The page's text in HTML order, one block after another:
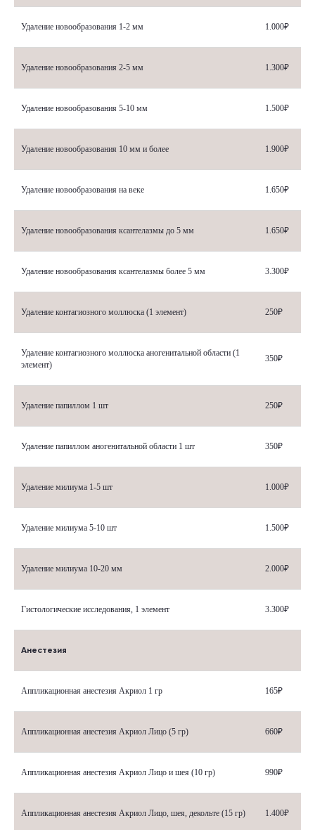
Удаление новообразования 1-2 мм 1.000₽
Удаление новообразования 2-5 мм 1.300₽
Удаление новообразования 5-10 мм 1.500₽
Удаление новообразования 10 мм и более 1.900₽
Удаление новообразования на веке 1.650₽
Удаление новообразования ксантелазмы до 5 мм 1.650₽
Удаление новообразования ксантелазмы более 5 мм 3.300₽
Удаление контагиозного моллюска (1 элемент) 250₽
Удаление контагиозного моллюска аногенитальной области (1
элемент)
350₽
Удаление папиллом 1 шт 250₽
Удаление папиллом аногенитальной области 1 шт 350₽
Удаление милиума 1-5 шт 1.000₽
Удаление милиума 5-10 шт 1.500₽
Удаление милиума 10-20 мм 2.000₽
Гистологические исследования, 1 элемент 3.300₽
Анестезия
Аппликационная анестезия Акриол 1 гр 165₽
Аппликационная анестезия Акриол Лицо (5 гр) 660₽
Аппликационная анестезия Акриол Лицо и шея (10 гр) 990₽
Аппликационная анестезия Акриол Лицо, шея, декольте (15 гр) 1.400₽